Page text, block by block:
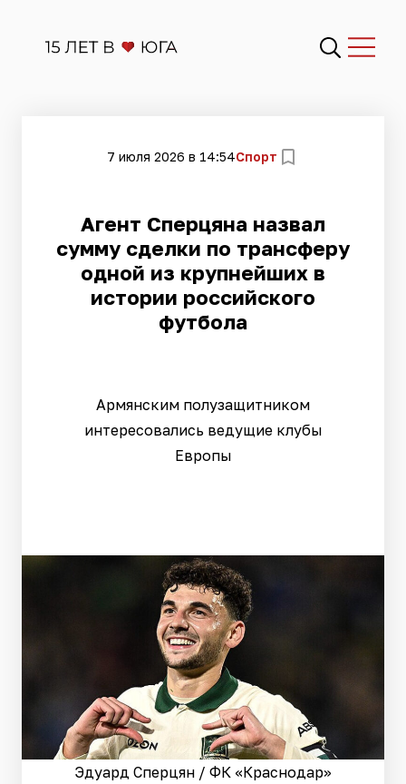
7 июля 2026 в 14:54Спорт
Агент Сперцяна назвал
сумму сделки по трансферу
одной из крупнейших в
истории российского
футбола
Армянским полузащитником
интересовались ведущие клубы
Европы
Эдуард Сперцян / ФК «Краснодар»